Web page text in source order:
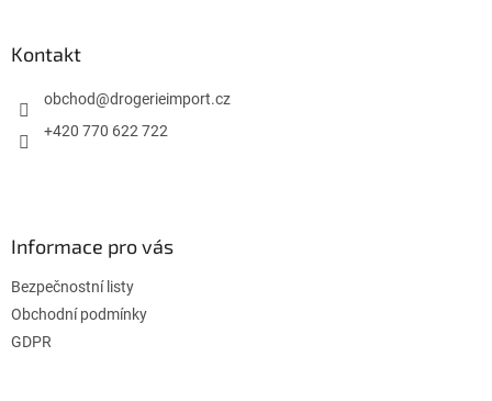
Kontakt
obchod@drogerieimport.cz
+420 770 622 722
Informace pro vás
Bezpečnostní listy
Obchodní podmínky
GDPR